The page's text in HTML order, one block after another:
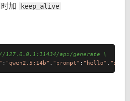
加 keep_alive
//127.0.0.1:11434/api/generate \
: "qwen2.5:14b" , "prompt" : "hello" ,